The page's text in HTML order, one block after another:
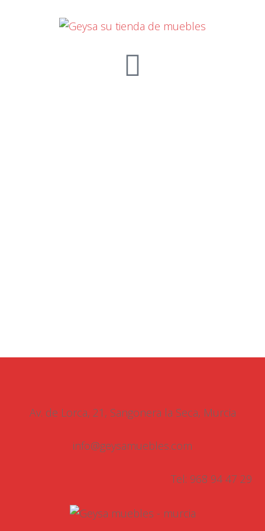
Av. de Lorca, 21, Sangonera la Seca, Murcia
info@geysamuebles.com
Tel: 968 94 47 29